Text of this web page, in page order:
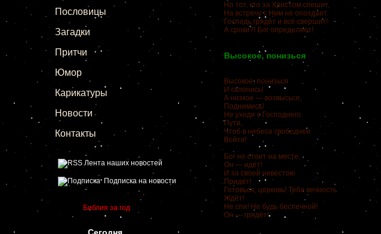
Пословицы
Загадки
Притчи
Юмор
Карикатуры
Новости
Контакты
Лента наших новостей
Подписка на новости
Библия за год
Но тот, кто за Христом спешит,
На встречу с Ним не опоздает.
Господь грядёт и всё свершит!
А сроки?! Бог определяет!
Высокое, понизься
Высокое, понизься
И склонись!
А низкое — возвысься,
Поднимись!
Не уходи с Господнего
Пути,
Чтоб в небеса свободнее
Войти!
Бог не стоит на месте,
Он — идёт!
И за своей невестою
Придёт!
Готовься, церковь! Тебя вечность
Ждёт!
Не спи! Не будь беспечной!
Он — грядёт!